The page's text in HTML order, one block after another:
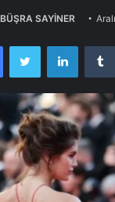
BÜŞRA SAYİNER
FacebookTwitter LinkedIn